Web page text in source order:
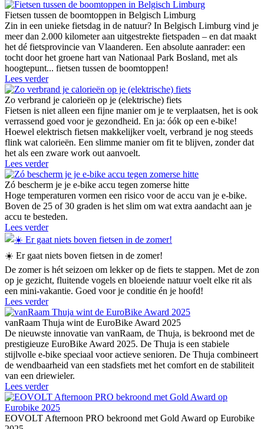
Fietsen tussen de boomtoppen in Belgisch Limburg
Zin in een unieke fietsdag in de natuur? In Belgisch Limburg vind je
meer dan 2.000 kilometer aan uitgestrekte fietspaden – en dat maakt
het dé fietsprovincie van Vlaanderen. Een absolute aanrader: een
tocht door het groene hart van Nationaal Park Bosland, met als
hoogtepunt... fietsen tussen de boomtoppen!
Lees verder
Zo verbrand je calorieën op je (elektrische) fiets
Fietsen is niet alleen een fijne manier om je te verplaatsen, het is ook
verrassend goed voor je gezondheid. En ja: óók op een e-bike!
Hoewel elektrisch fietsen makkelijker voelt, verbrand je nog steeds
flink wat calorieën. Een slimme manier om fit te blijven, zonder dat
het als een zware work out aanvoelt.
Lees verder
Zó bescherm je je e-bike accu tegen zomerse hitte
Hoge temperaturen vormen een risico voor de accu van je e-bike.
Boven de 25 of 30 graden is het slim om wat extra aandacht aan je
accu te besteden.
Lees verder
☀️ Er gaat niets boven fietsen in de zomer!
De zomer is hét seizoen om lekker op de fiets te stappen. Met de zon
op je gezicht, fluitende vogels en bloeiende natuur voelt elke rit als
een mini-vakantie. Goed voor je conditie én je hoofd!
Lees verder
vanRaam Thuja wint de EuroBike Award 2025
De nieuwste innovatie van vanRaam, de Thuja, is bekroond met de
prestigieuze EuroBike Award 2025. De Thuja is een stabiele
stijlvolle e-bike speciaal voor actieve senioren. De Thuja combineert
de wendbaarheid van een stadsfiets met het comfort en de stabiliteit
van een driewieler.
Lees verder
EOVOLT Afternoon PRO bekroond met Gold Award op Eurobike